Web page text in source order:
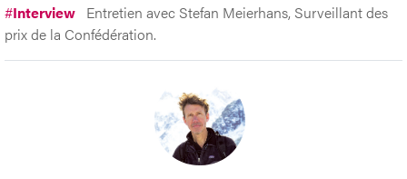
#Interview Entretien avec Stefan Meierhans, Surveillant des
prix de la Confédération.